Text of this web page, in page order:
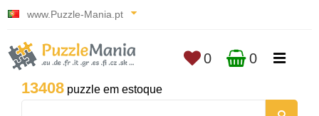
www.Puzzle-Mania.pt
13408 puzzle em estoque
0 0